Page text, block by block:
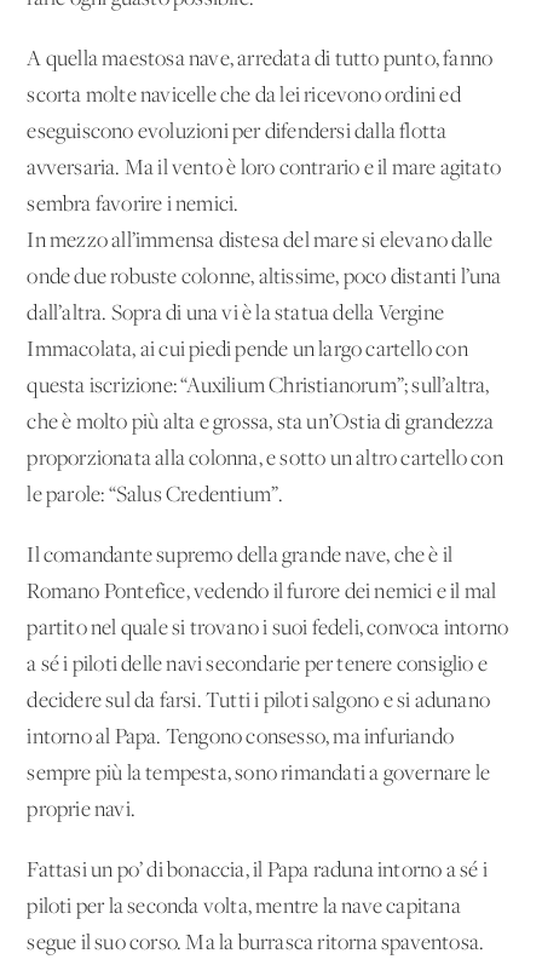
A quella maestosa nave, arredata di tutto punto, fanno
scorta molte navicelle che da lei ricevono ordini ed
eseguiscono evoluzioni per difendersi dalla flotta
avversaria. Ma il vento è loro contrario e il mare agitato
sembra favorire i nemici.
In mezzo all’immensa distesa del mare si elevano dalle
onde due robuste colonne, altissime, poco distanti l’una
dall’altra. Sopra di una vi è la statua della Vergine
Immacolata, ai cui piedi pende un largo cartello con
questa iscrizione: “Auxilium Christianorum”; sull’altra,
che è molto più alta e grossa, sta un’Ostia di grandezza
proporzionata alla colonna, e sotto un altro cartello con
le parole: “Salus Credentium”.
Il comandante supremo della grande nave, che è il
Romano Pontefice, vedendo il furore dei nemici e il mal
partito nel quale si trovano i suoi fedeli, convoca intorno
a sé i piloti delle navi secondarie per tenere consiglio e
decidere sul da farsi. Tutti i piloti salgono e si adunano
intorno al Papa. Tengono consesso, ma infuriando
sempre più la tempesta, sono rimandati a governare le
proprie navi.
Fattasi un po’ di bonaccia, il Papa raduna intorno a sé i
piloti per la seconda volta, mentre la nave capitana
segue il suo corso. Ma la burrasca ritorna spaventosa.